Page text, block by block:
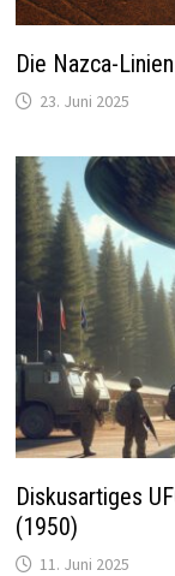
Die Nazca-
23. Juni 2025
Diskusartiges
(1950)
11. Juni 2025